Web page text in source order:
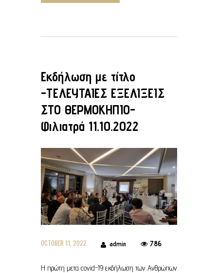
Εκδήλωση με τίτλο
-ΤΕΛΕΥΤΑΙΕΣ ΕΞΕΛΙΞΕΙΣ
ΣΤΟ ΘΕΡΜΟΚΗΠΙΟ-
Φιλιατρά 11.10.2022
OCTOBER 11, 2022 admin 786
Η πρώτη μετα covid-19 εκδήλωση των Ανθρώπων